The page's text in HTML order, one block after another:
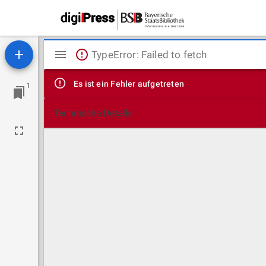
1
Mirador
Viewer
TypeError: Failed to fetch
Es ist ein Fehler aufgetreten
Technische Details